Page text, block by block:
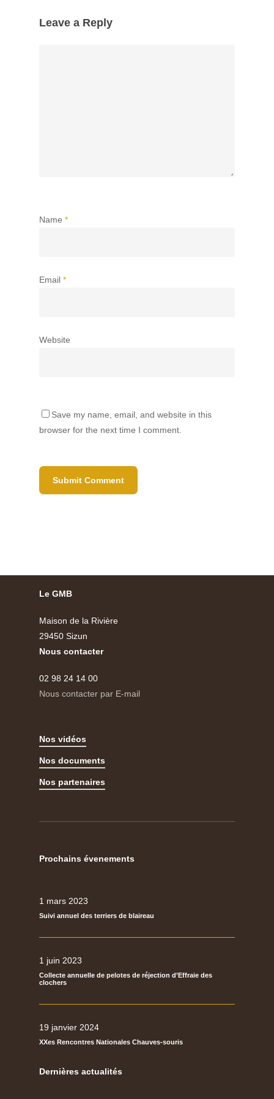
Leave a Reply
Name *
Email *
Website
Save my name, email, and website in this
browser for the next time I comment.
Le GMB
Maison de la Rivière
29450 Sizun
Nous contacter
02 98 24 14 00
Nous contacter par E-mail
Nos vidéos
Nos documents
Nos partenaires
Prochains évenements
1 mars 2023
Suivi annuel des terriers de blaireau
1 juin 2023
Collecte annuelle de pelotes de réjection d’Effraie des
clochers
19 janvier 2024
XXes Rencontres Nationales Chauves-souris
Dernières actualités